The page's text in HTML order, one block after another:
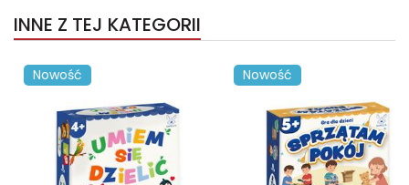
INNE Z TEJ KATEGORII
Nowość Nowość